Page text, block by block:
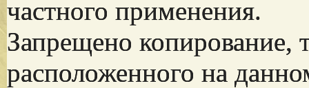
частного применения.
Запрещено копирование,
расположенного на